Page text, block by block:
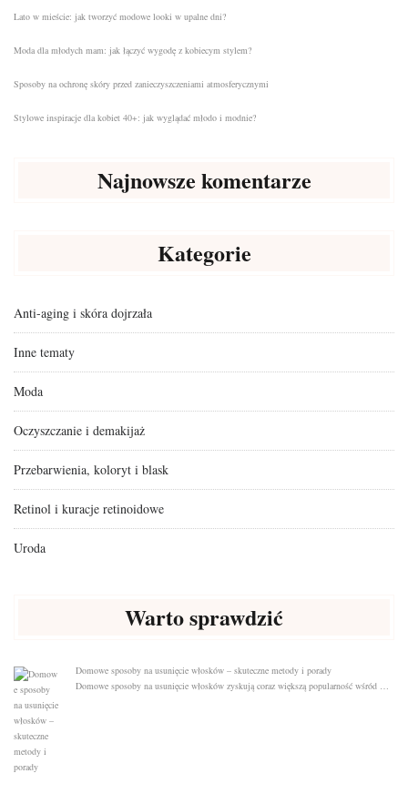
Lato w mieście: jak tworzyć modowe looki w upalne dni?
Moda dla młodych mam: jak łączyć wygodę z kobiecym stylem?
Sposoby na ochronę skóry przed zanieczyszczeniami atmosferycznymi
Stylowe inspiracje dla kobiet 40+: jak wyglądać młodo i modnie?
Najnowsze komentarze
Kategorie
Anti-aging i skóra dojrzała
Inne tematy
Moda
Oczyszczanie i demakijaż
Przebarwienia, koloryt i blask
Retinol i kuracje retinoidowe
Uroda
Warto sprawdzić
Domowe sposoby na usunięcie włosków – skuteczne metody i porady
Domowe sposoby na usunięcie włosków zyskują coraz większą popularność wśród …